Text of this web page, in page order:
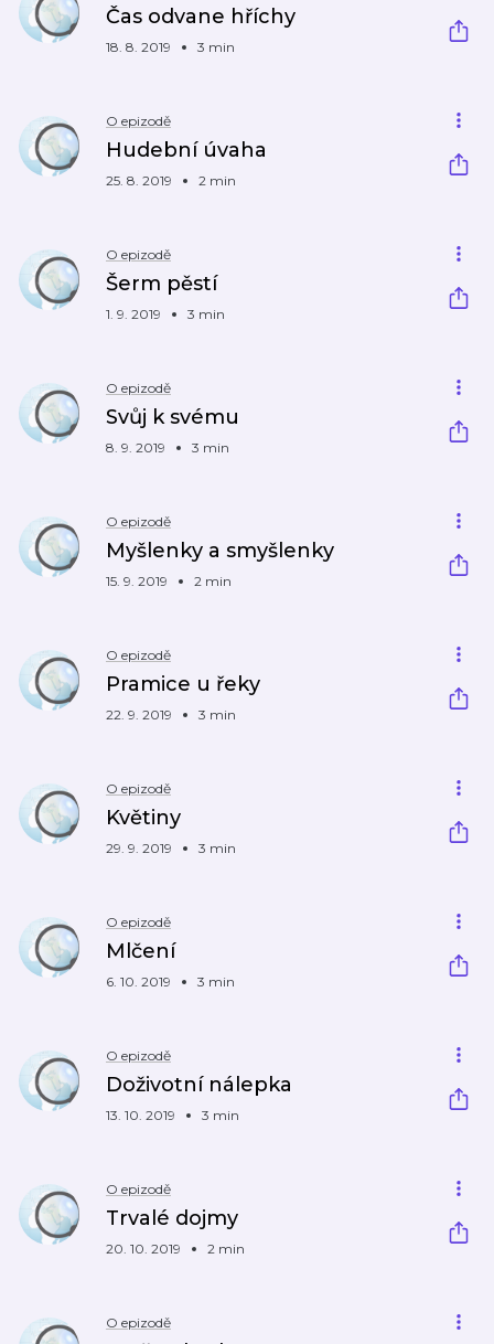
Čas odvane hříchy
18. 8. 2019 3 min
O epizodě
Hudební úvaha
25. 8. 2019 2 min
O epizodě
Šerm pěstí
1. 9. 2019 3 min
O epizodě
Svůj k svému
8. 9. 2019 3 min
O epizodě
Myšlenky a smyšlenky
15. 9. 2019 2 min
O epizodě
Pramice u řeky
22. 9. 2019 3 min
O epizodě
Květiny
29. 9. 2019 3 min
O epizodě
Mlčení
6. 10. 2019 3 min
O epizodě
Doživotní nálepka
13. 10. 2019 3 min
O epizodě
Trvalé dojmy
20. 10. 2019 2 min
O epizodě